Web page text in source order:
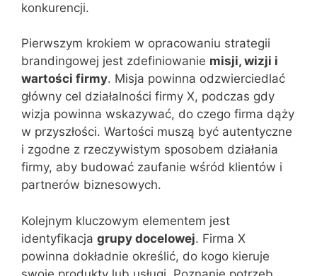
konkurencji.
Pierwszym krokiem w opracowaniu strategii
brandingowej jest zdefiniowanie misji, wizji i
wartości firmy. Misja powinna odzwierciedlać
główny cel działalności firmy X, podczas gdy
wizja powinna wskazywać, do czego firma dąży
w przyszłości. Wartości muszą być autentyczne
i zgodne z rzeczywistym sposobem działania
firmy, aby budować zaufanie wśród klientów i
partnerów biznesowych.
Kolejnym kluczowym elementem jest
identyfikacja grupy docelowej. Firma X
powinna dokładnie określić, do kogo kieruje